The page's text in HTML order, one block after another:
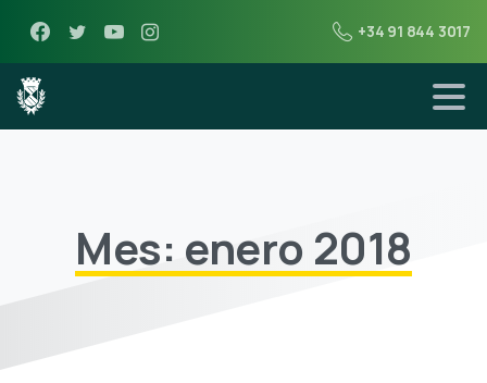
+34 91 844 3017
Mes: enero 2018